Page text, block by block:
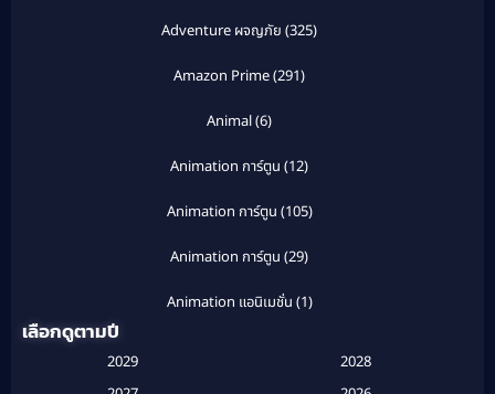
Adventure ผจญภัย (325)
Amazon Prime(291)
Animal(6)
Animation การ์ตูน (12)
Animation การ์ตูน (105)
Animation การ์ตูน (29)
Animation แอนิเมชั่น (1)
เลือกดูตามปี
2029
2028